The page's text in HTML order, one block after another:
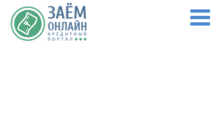
Перейти к основному содержанию